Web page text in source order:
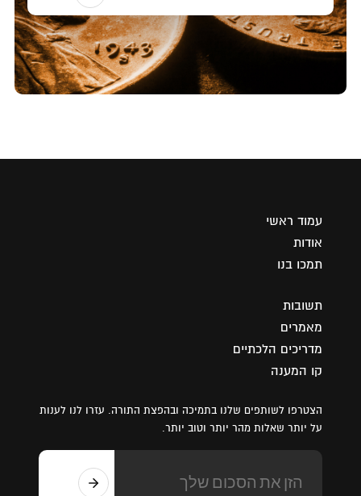
עמוד ראשי
אודות
תמכו בנו
תשובות
מאמרים
מדריכים הלכתיים
קו המענה
הצטרפו לשותפים שלנו בתמיכה ובהפצת התורה. עזרו לנו לענות
על יותר שאלות מהר יותר וטוב יותר.